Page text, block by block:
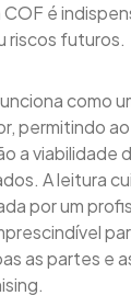
é
riscos futuros.
como
permitindo
a viabilidade
A leitura
por um
as partes e